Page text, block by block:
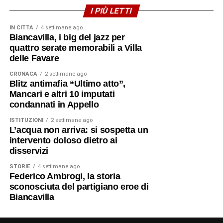
Chiesa Madre. Assistito con affetto dai nipoti Caterina,
Anna e Carmelo Mazzaglia, si spense il 21 luglio 1949,
vivendo gli ultimi anni in dignitosa sobrietà.
© RIPRODUZIONE RISERVATA
In Calabria premio al sacerdote
Vincenzo Stissi, 77 anni dopo la
morte
I PIÙ LETTI
IN CITTÀ 4 settimane ago
Biancavilla, i big del jazz per
quattro serate memorabili a Villa
delle Favare
CRONACA 2 settimane ago
Blitz antimafia “Ultimo atto”,
Mancari e altri 10 imputati
condannati in Appello
ISTITUZIONI 2 settimane ago
L’acqua non arriva: si sospetta un
intervento doloso dietro ai
disservizi
STORIE 4 settimane ago
Federico Ambrogi, la storia
sconosciuta del partigiano eroe di
Biancavilla